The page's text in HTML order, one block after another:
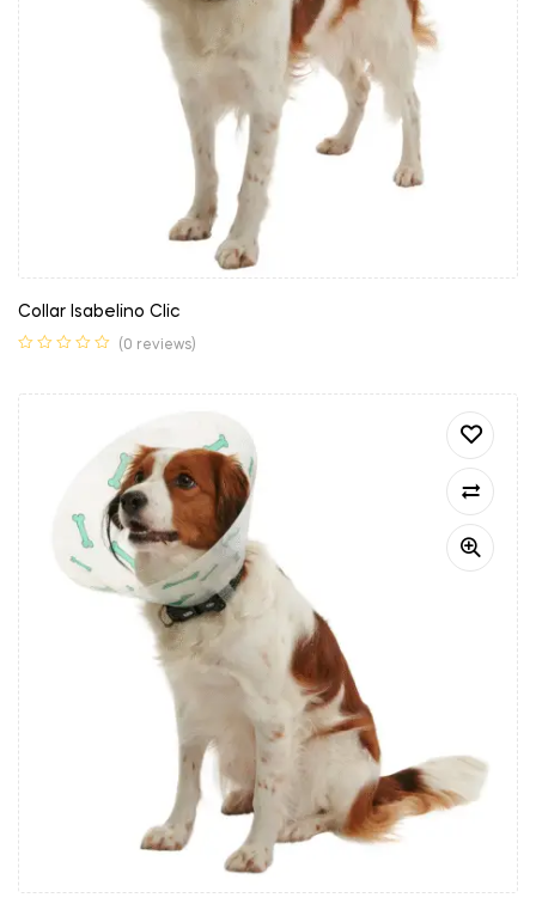
Collar Isabelino Clic
(0 reviews)